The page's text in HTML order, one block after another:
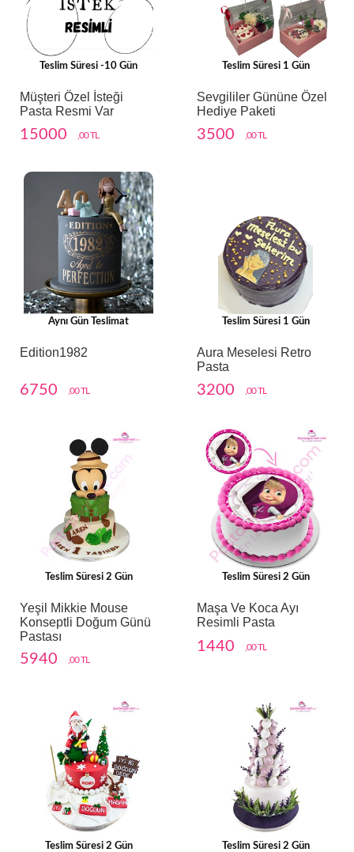
Teslim Süresi -10 Gün
Müşteri Özel İsteği
Pasta Resmi Var
15000 ,00 TL
Teslim Süresi 1 Gün
Sevgililer Gününe Özel
Hediye Paketi
3500 ,00 TL
Aynı Gün Teslimat
Edition1982
6750 ,00 TL
Teslim Süresi 1 Gün
Aura Meselesi Retro
Pasta
3200 ,00 TL
Teslim Süresi 2 Gün
Yeşil Mikkie Mouse
Konseptli Doğum Günü
Pastası
5940 ,00 TL
Teslim Süresi 2 Gün
Maşa Ve Koca Ayı
Resimli Pasta
1440 ,00 TL
Teslim Süresi 2 Gün Teslim Süresi 2 Gün